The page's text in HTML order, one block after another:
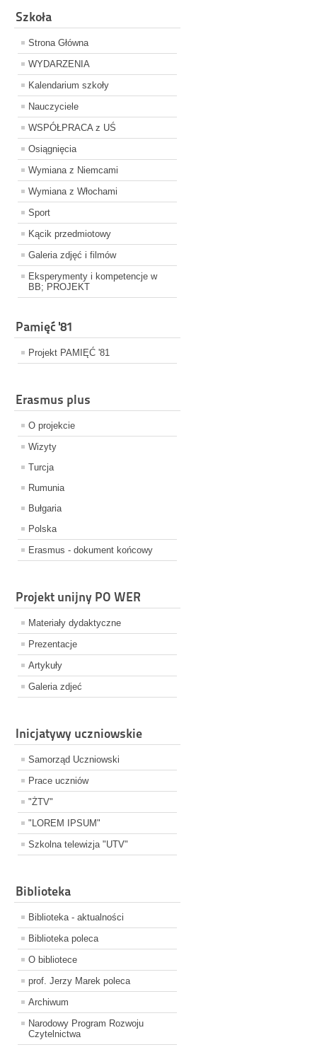
Szkoła
Strona Główna
WYDARZENIA
Kalendarium szkoły
Nauczyciele
WSPÓŁPRACA z UŚ
Osiągnięcia
Wymiana z Niemcami
Wymiana z Włochami
Sport
Kącik przedmiotowy
Galeria zdjęć i filmów
Eksperymenty i kompetencje w
BB; PROJEKT
Pamięć '81
Projekt PAMIĘĆ '81
Erasmus plus
O projekcie
Wizyty
Turcja
Rumunia
Bułgaria
Polska
Erasmus - dokument końcowy
Projekt unijny PO WER
Materiały dydaktyczne
Prezentacje
Artykuły
Galeria zdjeć
Inicjatywy uczniowskie
Samorząd Uczniowski
Prace uczniów
"ŻTV"
"LOREM IPSUM"
Szkolna telewizja "UTV"
Biblioteka
Biblioteka - aktualności
Biblioteka poleca
O bibliotece
prof. Jerzy Marek poleca
Archiwum
Narodowy Program Rozwoju
Czytelnictwa